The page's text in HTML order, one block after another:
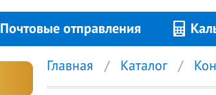
Почтовые отправления
Главная Каталог